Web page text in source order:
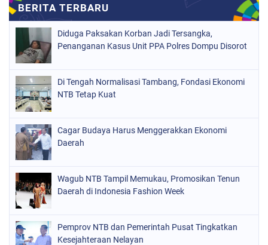
Diduga Paksakan Korban Jadi Tersangka,
Penanganan Kasus Unit PPA Polres Dompu Disorot
Di Tengah Normalisasi Tambang, Fondasi Ekonomi
NTB Tetap Kuat
Cagar Budaya Harus Menggerakkan Ekonomi
Daerah
Wagub NTB Tampil Memukau, Promosikan Tenun
Daerah di Indonesia Fashion Week
Pemprov NTB dan Pemerintah Pusat Tingkatkan
Kesejahteraan Nelayan